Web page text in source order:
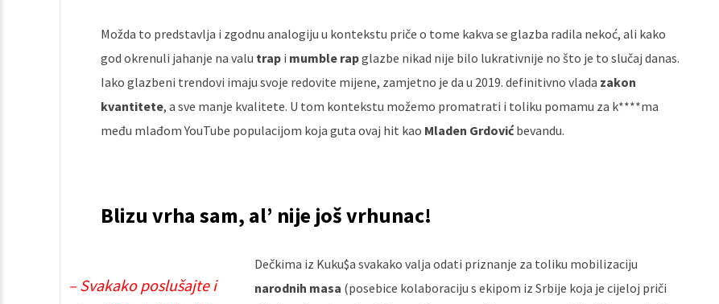
Možda to predstavlja i zgodnu analogiju u kontekstu priče o tome kakva se glazba radila nekoć, ali kako
god okrenuli jahanje na valu trap i mumble rapglazbe nikad nije bilo lukrativnije no što je to slučaj danas.
Iako glazbeni trendovi imaju svoje redovite mijene, zamjetno je da u 2019. definitivno vlada zakon
kvantitete, a sve manje kvalitete. U tom kontekstu možemo promatrati i toliku pomamu za k****ma
među mlađom YouTube populacijom koja guta ovaj hit kao Mladen Grdovićbevandu.
Blizu vrha sam, al’ nije još vrhunac!
– Svakako poslušajte i
Dečkima iz Kuku$a svakako valja odati priznanje za toliku mobilizaciju
narodnih masa (posebice kolaboraciju s ekipom iz Srbije koja je cijeloj priči